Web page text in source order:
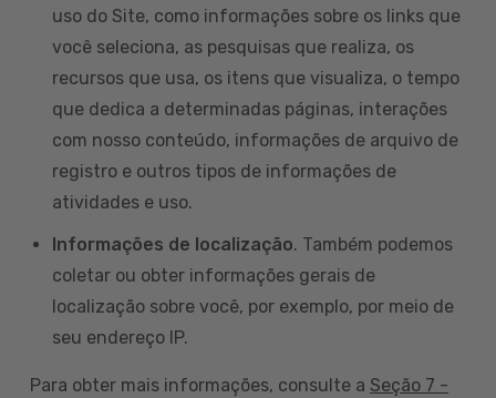
uso do Site, como informações sobre os links que
você seleciona, as pesquisas que realiza, os
recursos que usa, os itens que visualiza, o tempo
que dedica a determinadas páginas, interações
com nosso conteúdo, informações de arquivo de
registro e outros tipos de informações de
atividades e uso.
Informações de localização. Também podemos
coletar ou obter informações gerais de
localização sobre você, por exemplo, por meio de
seu endereço IP.
Para obter mais informações, consulte a Seção 7 -